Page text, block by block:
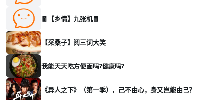
🧧【乡情】九张机🧧
【采桑子】阅三词大笑
我能天天吃方便面吗?健康吗?
《异人之下》（第一季），己不由心，身又岂能由己？